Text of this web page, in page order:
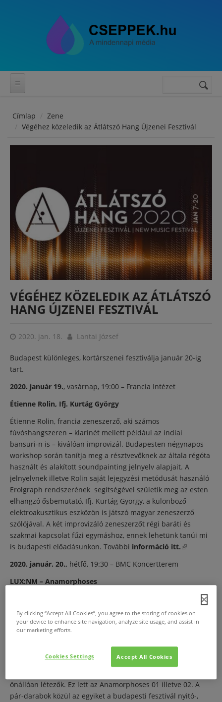
Keresés
Címlap
Zene
Végéhez közeledik az Átlátszó Hang Újzenei Fesztivál
VÉGÉHEZ KÖZELEDIK AZ ÁTLÁTSZÓ
HANG ÚJZENEI FESZTIVÁL
2020. jan. 18. Lantai József
Budapest különleges, kortárszenei fesztiválja január 20-ig
tart.
2020. január 19., vasárnap, 19:00 – Francia Intézet
Étienne Rolin, Ifj. Kurtág György
Étienne Rolin, francia zeneszerző, aki számos
fúvóshangszeren – klarinét mellett például az indiai
bansuri-n is – kiválóan improvizál. Budapesten négynapos
workshop során tanítja meg a résztvevőknek az általa régóta
használt és alakított soundpainting jelnyelv alapjait. A
jelnyelvnek illetve Rolin saját lejegyzési metódusát használó
Erolgraph rendszerének segítségével születik meg az esten
elhangzó ősbemutató, Ifj. Kurtág György, a különböző
elektroakusztikus eszközön is játszó magyar zeneszerző
szólójával. A két improvizáló zeneszerzőt régi baráti és
szakmai kapcsolat fűzi egymáshoz, ennek lehetünk tanúi mi
is budapesti előadásunkon. További információ itt.(külső
2020. január. 20., hétfő, 19:30 – BMC Koncertterem
LUX:NM – Anamorphoses
AzÁtlátszó Hang fesztiválzárókoncertje aHeroines of
Sound, berlini női elektronikus zenei fesztivállal
magyar zeneszerzőt, hogy két együttes
számára komponáljon két olyan művet, melyek egymással
önállóan létezők. Ez lett az Anamorphoses 01 illetve 02. A
pár-darabok közül az egyiket a budapesti fesztivál nyitó-,
By clicking “Accept All Cookies”, you agree to the storing of cookies on
your device to enhance site navigation, analyze site usage, and assist in
our marketing efforts.
Accept All Cookies
Cookies Settings